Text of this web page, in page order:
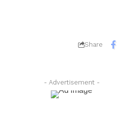
Share
- Advertisement -